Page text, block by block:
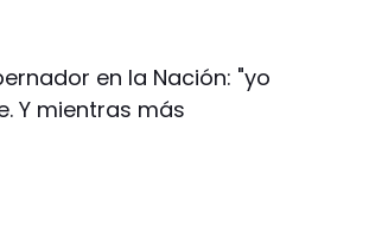
en la Nación: "yo
Y mientras más